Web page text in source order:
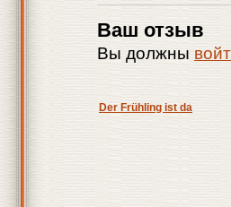
Ваш отзыв
Вы должны
Der Frühling ist da